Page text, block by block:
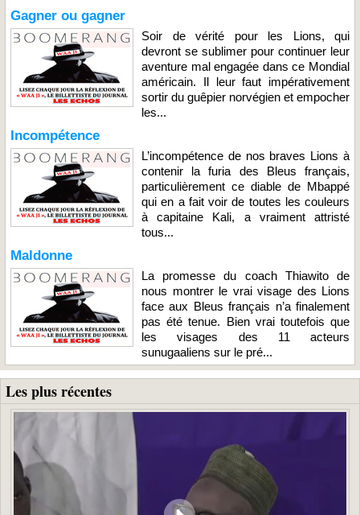
Gagner ou gagner
Soir de vérité pour les Lions, qui
devront se sublimer pour continuer leur
aventure mal engagée dans ce Mondial
américain. Il leur faut impérativement
sortir du guêpier norvégien et empocher
les...
Incompétence
L’incompétence de nos braves Lions à
contenir la furia des Bleus français,
particulièrement ce diable de Mbappé
qui en a fait voir de toutes les couleurs
à capitaine Kali, a vraiment attristé
tous...
Maldonne
La promesse du coach Thiawito de
nous montrer le vrai visage des Lions
face aux Bleus français n’a finalement
pas été tenue. Bien vrai toutefois que
les visages des 11 acteurs
sunugaaliens sur le pré...
Les plus récentes